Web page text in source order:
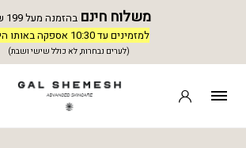
משלוח חינם בהזמנה מעל 199 ש״ח
למזמינים עד 10:30 אספקה באותו היום
(לערים נבחרות, לא כולל שישי ושבת)